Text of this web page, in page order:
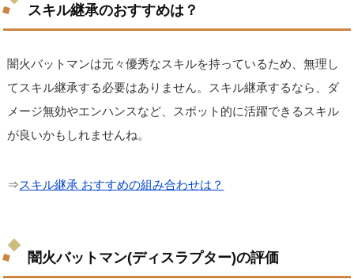
スキル継承のおすすめは？
闇火バットマンは元々優秀なスキルを持っているため、無理し
てスキル継承する必要はありません。スキル継承するなら、ダ
メージ無効やエンハンスなど、スポット的に活躍できるスキル
が良いかもしれませんね。
⇒スキル継承 おすすめの組み合わせは？
闇火バットマン(ディスラプター)の評価